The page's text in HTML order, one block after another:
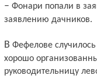
– Фонари попали в заявку на 2011 год. И подсыпку дороги наметили на 2011 год по
заявлению дачников.
В Фефелове случилось приключение: на нас напали индюки. Стая из шести-семи
хорошо
руководительницу